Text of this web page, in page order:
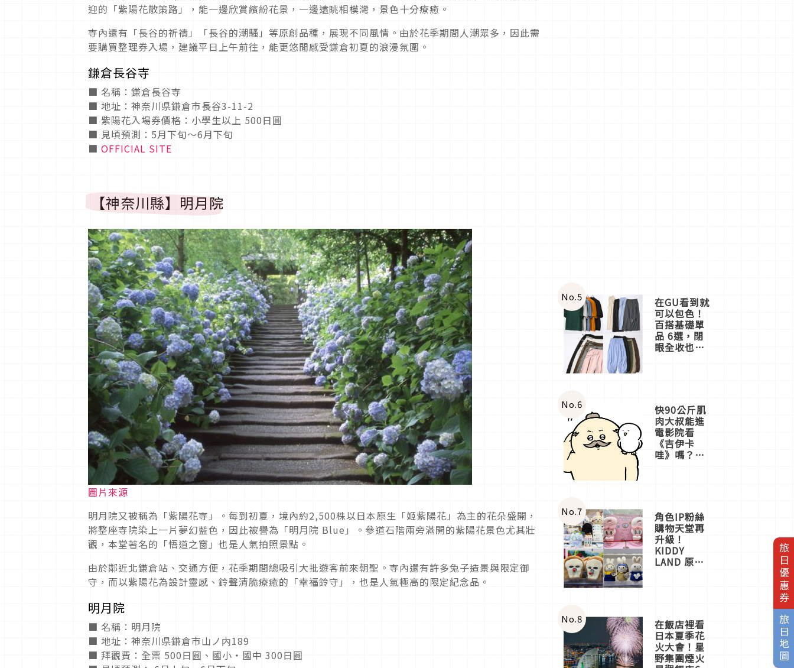
旅日優惠券
旅日地圖
迎的「紫陽花散策路」，能一邊欣賞繽紛花景，一邊遠眺相模灣，景色十分療癒。
寺內還有「長谷的祈禱」「長谷的潮騷」等原創品種，展現不同風情。由於花季期間人潮眾多，因此需
要購買整理券入場，建議平日上午前往，能更悠閒感受鎌倉初夏的浪漫氛圍。
鎌倉長谷寺
■ 名稱：鎌倉長谷寺
■ 地址：神奈川県鎌倉市長谷3-11-2
■ 紫陽花入場券價格：小學生以上 500日圓
■ 見頃預測：5月下旬〜6月下旬
■ OFFICIAL SITE
【神奈川縣】明月院
圖片來源
明月院又被稱為「紫陽花寺」。每到初夏，境內約2,500株以日本原生「姬紫陽花」為主的花朵盛開，
將整座寺院染上一片夢幻藍色，因此被譽為「明月院 Blue」。參道石階兩旁滿開的紫陽花景色尤其壯
觀，本堂著名的「悟道之窗」也是人氣拍照景點。
由於鄰近北鎌倉站、交通方便，花季期間總吸引大批遊客前來朝聖。寺內還有許多兔子造景與限定御
守，而以紫陽花為設計靈感、鈴聲清脆療癒的「幸福鈴守」，也是人氣極高的限定紀念品。
明月院
■ 名稱：明月院
■ 地址：神奈川県鎌倉市山ノ内189
■ 拜觀費：全票 500日圓、國小・國中 300日圓
No.5 在GU看到就
可以包色！
百搭基礎單
品 6選，閉
眼全收也不
No.6 快90公斤肌
肉大叔能進
電影院看
《吉伊卡
哇》嗎？日
一同給出了
答案
No.7 角色IP粉絲
購物天堂再
升級！
KIDDY
LAND 原宿
店3分即達
No.8 在飯店裡看
日本夏季花
火大會！星
野集團煙火